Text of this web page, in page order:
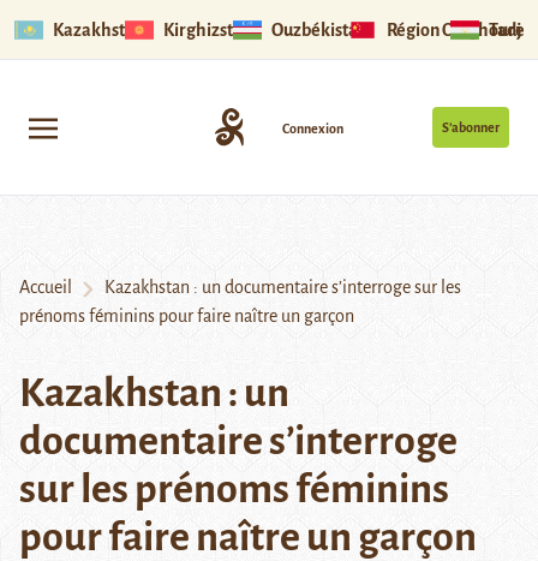
Kazakhstan Kirghizstan Ouzbékistan Région Ouïghoure
S’abonner
Connexion
Accueil
Kazakhstan : un documentaire s’interroge sur les
prénoms féminins pour faire naître un garçon
Kazakhstan : un
documentaire s’interroge
sur les prénoms féminins
pour faire naître un garçon